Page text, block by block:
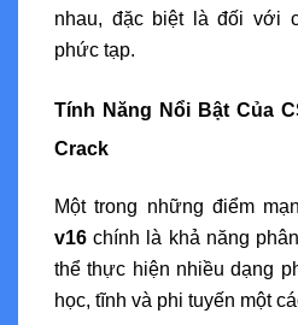
nhau, đặc biệt là đối với
phức tạp.
Tính Năng Nổi Bật Của
Crack
Một trong những điểm
v16 chính là khả năng
thể thực hiện nhiều dạng
học, tĩnh và phi tuyến một